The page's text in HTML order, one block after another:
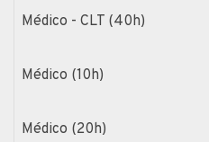
Médico - CLT (40h)
Médico (10h)
Médico (20h)